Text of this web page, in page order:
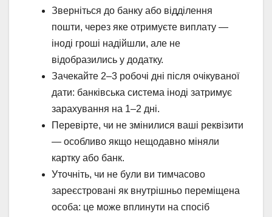
Зверніться до банку або відділення
пошти, через яке отримуєте виплату —
іноді гроші надійшли, але не
відобразились у додатку.
Зачекайте 2–3 робочі дні після очікуваної
дати: банківська система іноді затримує
зарахування на 1–2 дні.
Перевірте, чи не змінилися ваші реквізити
— особливо якщо нещодавно міняли
картку або банк.
Уточніть, чи не були ви тимчасово
зареєстровані як внутрішньо переміщена
особа: це може вплинути на спосіб